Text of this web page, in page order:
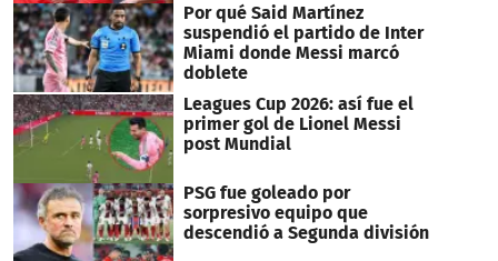
Por qué Said Martínez
suspendió el partido de Inter
Miami donde Messi marcó
doblete
Leagues Cup 2026: así fue el
primer gol de Lionel Messi
post Mundial
PSG fue goleado por
sorpresivo equipo que
descendió a Segunda división